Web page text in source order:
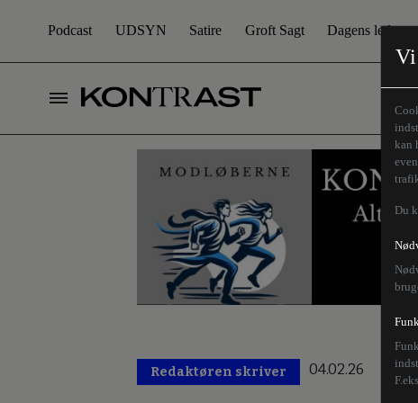
Vi
kan
Du
Podcast UDSYN Satire Groft Sagt Dagens leder
Redaktøren skriver 04.02.26